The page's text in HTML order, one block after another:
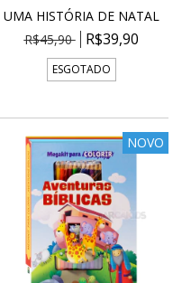
UMA HISTÓRIA DE NATAL
R$45,90
R$39,90
ESGOTADO
NOVO